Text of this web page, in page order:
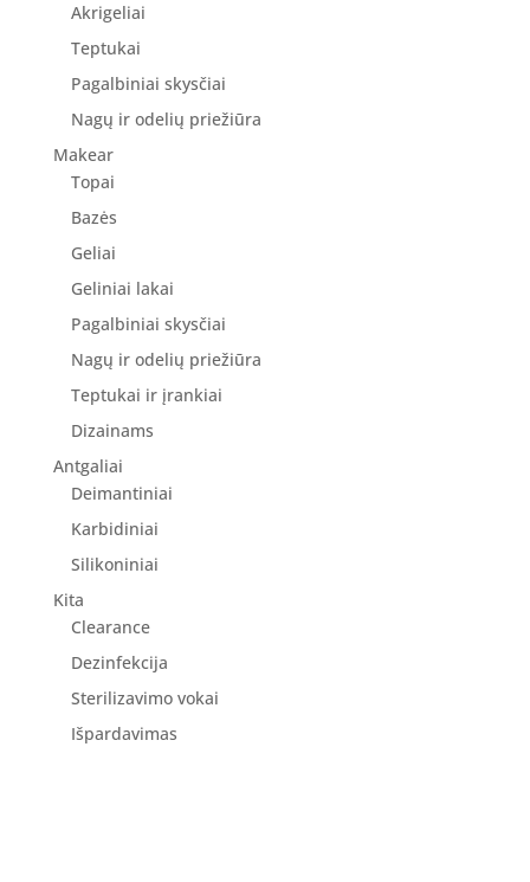
Akrigeliai
Teptukai
Pagalbiniai skysčiai
Nagų ir odelių priežiūra
Makear
Topai
Bazės
Geliai
Geliniai lakai
Pagalbiniai skysčiai
Nagų ir odelių priežiūra
Teptukai ir įrankiai
Dizainams
Antgaliai
Deimantiniai
Karbidiniai
Silikoniniai
Kita
Clearance
Dezinfekcija
Sterilizavimo vokai
Išpardavimas